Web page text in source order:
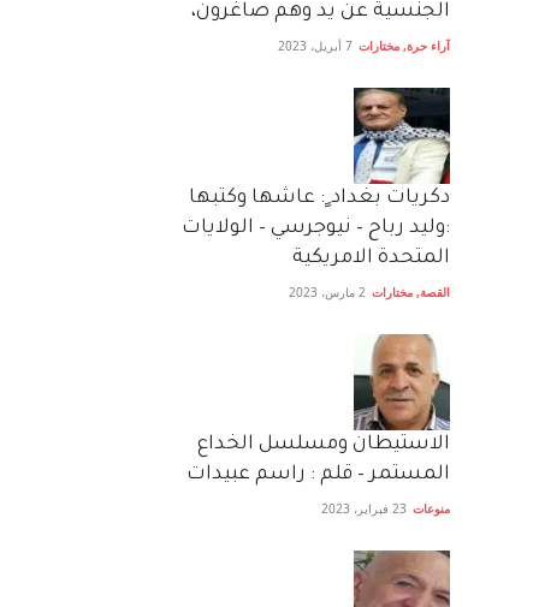
الجنسية عن يد وهم صاغرون،
آراء حرة, مختارات 7 أبريل، 2023
دكريات بغداد ٍ: عاشها وكتبها
:وليد رباح – نيوجرسي – الولايات
المتحدة الامريكية
القصة, مختارات 2 مارس، 2023
الاستيطان ومسلسل الخداع
المستمر – قلم : راسم عبيدات
منوعات 23 فبراير، 2023